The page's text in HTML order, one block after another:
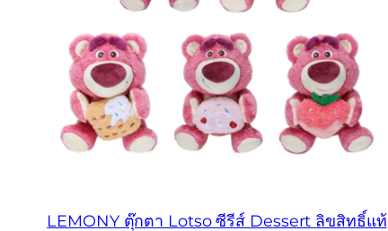
LEMONY ตุ๊กตา Lotso ซีรีส์ Dessert ลิขสิทธิ์แท้